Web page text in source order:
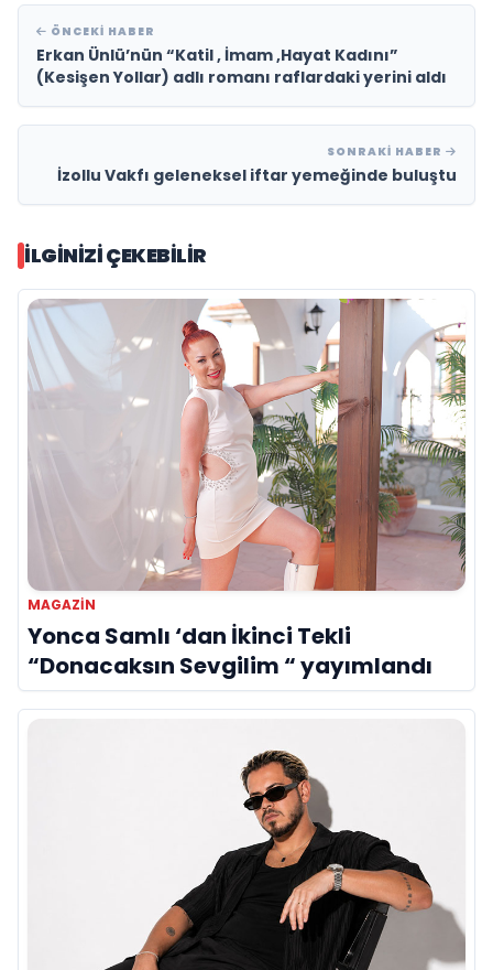
ÖNCEKI HABER
Erkan Ünlü’nün “Katil , İmam ,Hayat Kadını”
(Kesişen Yollar) adlı romanı raflardaki yerini aldı
SONRAKI HABER
İzollu Vakfı geleneksel iftar yemeğinde buluştu
İLGINIZI ÇEKEBILIR
MAGAZİN
Yonca Samlı ‘dan İkinci Tekli
“Donacaksın Sevgilim “ yayımlandı